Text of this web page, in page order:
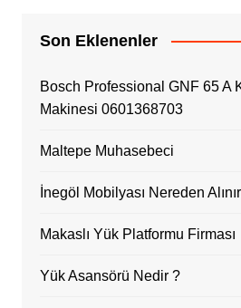
Son Eklenenler
Bosch Professional GNF 65 A
Makinesi 0601368703
Maltepe Muhasebeci
İnegöl Mobilyası Nereden
Makaslı Yük Platformu Firması
Yük Asansörü Nedir ?